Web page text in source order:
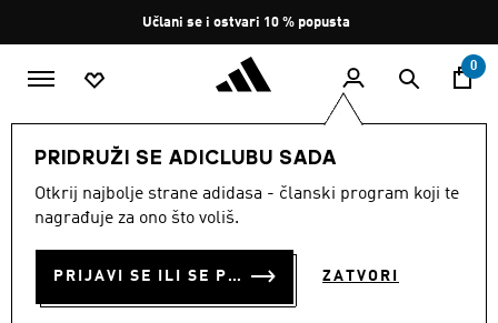
Zaustavi
rotaciju
Učlani se i ostvari 10 % popusta
0
PRIDRUŽI SE ADICLUBU SADA
Otkrij najbolje strane adidasa - članski program koji te
nagrađuje za ono što voliš.
PRIJAVI SE ILI SE PRIDRUŽI SADA ZATVORI
Odjeća
MAJICA 3 STRIPE
€ 20.00